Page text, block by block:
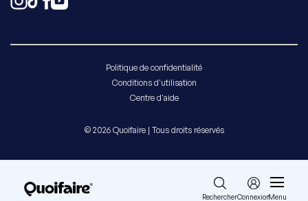
RechercherConnexionMenu
Politique de confidentialité
Conditions d'utilisation
Centre d'aide
© 2026 Quoifaire | Tous droits réservés